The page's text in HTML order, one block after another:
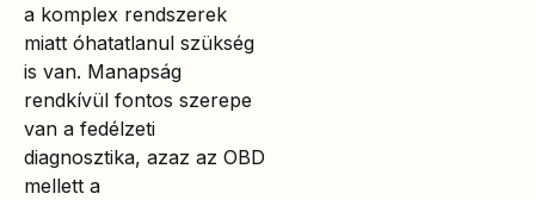
a komplex rendszerek
miatt óhatatlanul szükség
is van. Manapság
rendkívül fontos szerepe
van a fedélzeti
diagnosztika, azaz az OBD
mellett a